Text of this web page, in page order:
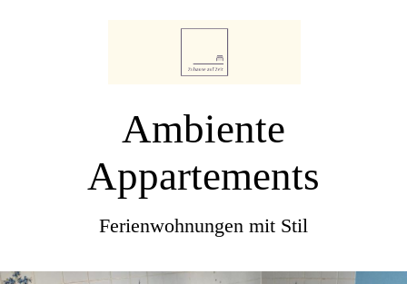
Ambiente
Appartements
Ferienwohnungen mit Stil